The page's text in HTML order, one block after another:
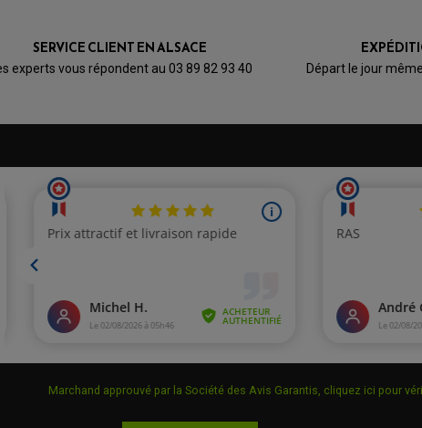
SERVICE CLIENT EN ALSACE
experts vous répondent au 03 89 82 93 40 Départ le jour
Marchand approuvé par la Société des Avis Garantis, cliquez ici pour